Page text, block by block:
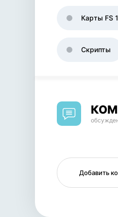
Карты FS
Скрипты
Добавить